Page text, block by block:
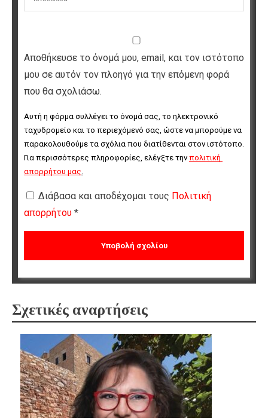
Αποθήκευσε το όνομά μου, email, και τον ιστότοπο
μου σε αυτόν τον πλοηγό για την επόμενη φορά
που θα σχολιάσω.
Αυτή η φόρμα συλλέγει το όνομά σας, το ηλεκτρονικό
ταχυδρομείο και το περιεχόμενό σας, ώστε να μπορούμε να
παρακολουθούμε τα σχόλια που διατίθενται στον ιστότοπο.
Για περισσότερες πληροφορίες, ελέγξτε την πολιτική
απορρήτου μας
Διάβασα και αποδέχομαι τους Πολιτική
απορρήτου *
Σχετικές αναρτήσεις